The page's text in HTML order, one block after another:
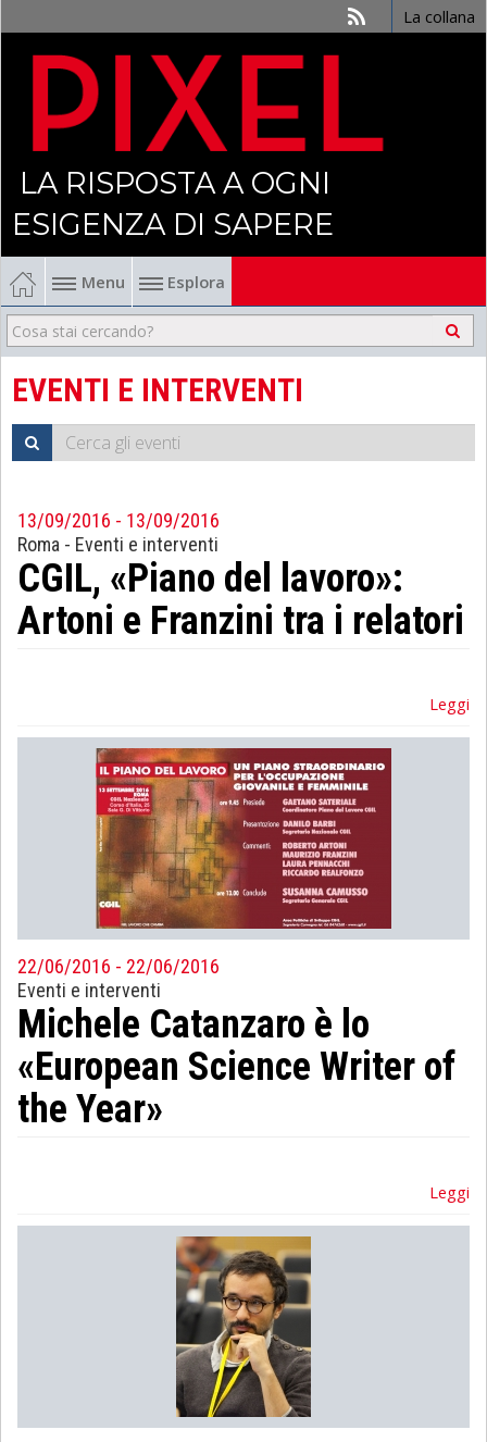
La collana
LA RISPOSTA A OGNI
ESIGENZA DI SAPERE
Menu Esplora
Economia
Management
Finanza
Sociologia
Filosofia
Storia
EVENTI E INTERVENTI
13/09/2016 - 13/09/2016
Roma - Eventi e interventi
CGIL, «Piano del lavoro»:
Artoni e Franzini tra i relatori
Leggi
22/06/2016 - 22/06/2016
Eventi e interventi
Michele Catanzaro è lo
«European Science Writer of
the Year»
Leggi